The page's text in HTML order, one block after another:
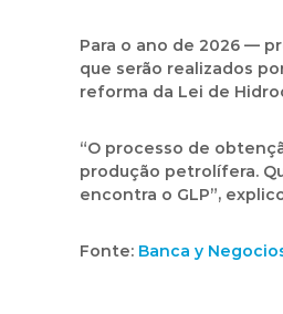
Para o ano de 2026 —
que serão realizados
reforma da Lei de
“O processo de
produção petrolífera.
encontra o GLP”,
Fonte: Banca y